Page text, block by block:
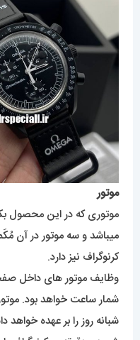
موتور
موتوری که در این محصول
میباشد و سه موتور در آن
کرنوگراف نیز دارد.
وظایف موتور های داخل
شبانه روز را بر عهده